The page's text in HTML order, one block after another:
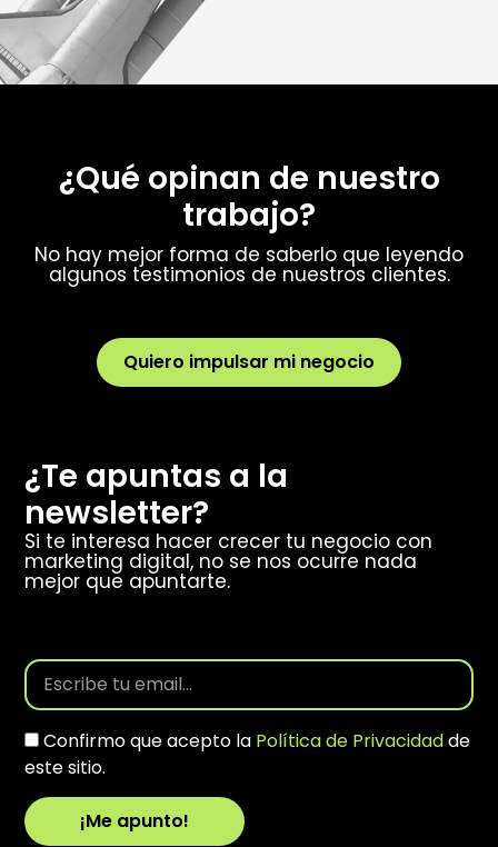
¿Qué opinan de nuestro
trabajo?
No hay mejor forma de saberlo que leyendo
algunos testimonios de nuestros clientes.
Quiero impulsar mi negocio
¿Te apuntas a la
newsletter?
Si te interesa hacer crecer tu negocio con
marketing digital, no se nos ocurre nada
mejor que apuntarte.
Confirmo que acepto la Política de Privacidadde
este sitio.
¡Me apunto!